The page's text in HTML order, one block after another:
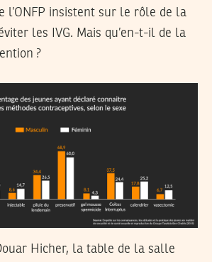
l’ONFP insistent sur le rôle de la
les IVG. Mais qu’en-t-il de la
?
Hicher, la table de la salle